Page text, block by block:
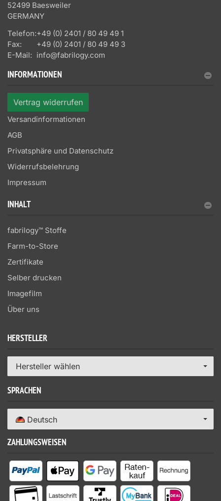
52499 Baesweiler
GERMANY
Telefon:+49 (0) 2401 / 80 49 49 1
Fax:
+49 (0) 2401 / 80 49 49 3
E-Mail: info@fabrilogy.com
INFORMATIONEN
Vertrag widerrufen
Versandinformationen
AGB
Privatsphäre und Datenschutz
Widerrufsbelehrung
Impressum
INHALT
fabrilogy™ Stoffe
Farm-to-Store
Zertifikate
Selber drucken
Imagefilm
Über uns
HERSTELLER
Hersteller wählen
SPRACHEN
Deutsch
ZAHLUNGSWEISEN